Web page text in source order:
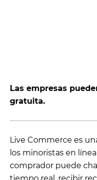
Las empresas
gratuita.
Live Commerce es
los minoristas en
comprador puede
tiempo real, recibir